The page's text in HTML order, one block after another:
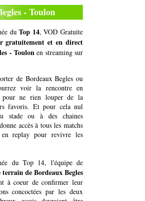
- Toulon
duTop 14, VOD Gratuite
gratuitement et en direct
- Toulonen streaming sur
de Bordeaux Begles ou
voir la rencontre en
ne rien louper de la
favoris. Et pour cela nul
stade ou à des chaines
accès à tous les matchs
replay pour revivre les
du Top 14, l'équipe de
de Bordeaux Begles
à coeur de confirmer leur
concoctées par les deux